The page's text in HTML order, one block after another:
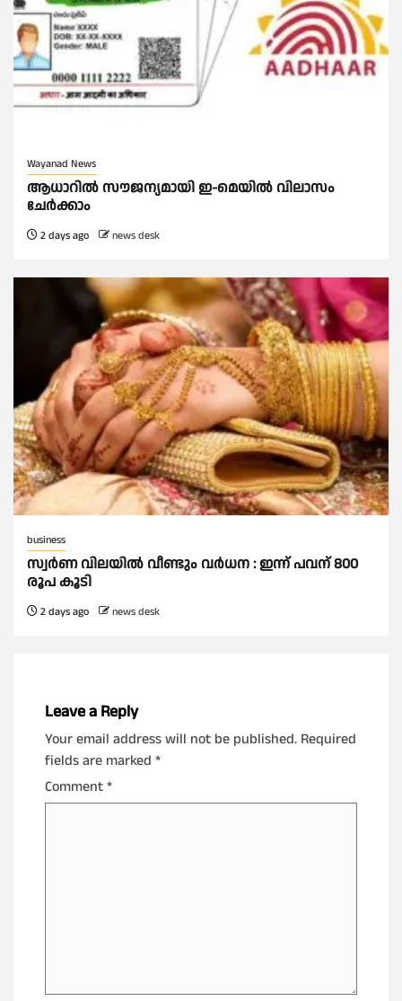
Wayanad News
ആധാറിൽ സൗജന്യമായി ഇ-മെയിൽ വിലാസം
ചേർക്കാം
2 days ago news desk
business
സ്വർണ വിലയില്‍ വീണ്ടും വർധന : ഇന്ന് പവന് 800
രൂപ കൂടി
2 days ago news desk
Leave a Reply
Your email address will not be published. Required
fields are marked *
Comment*